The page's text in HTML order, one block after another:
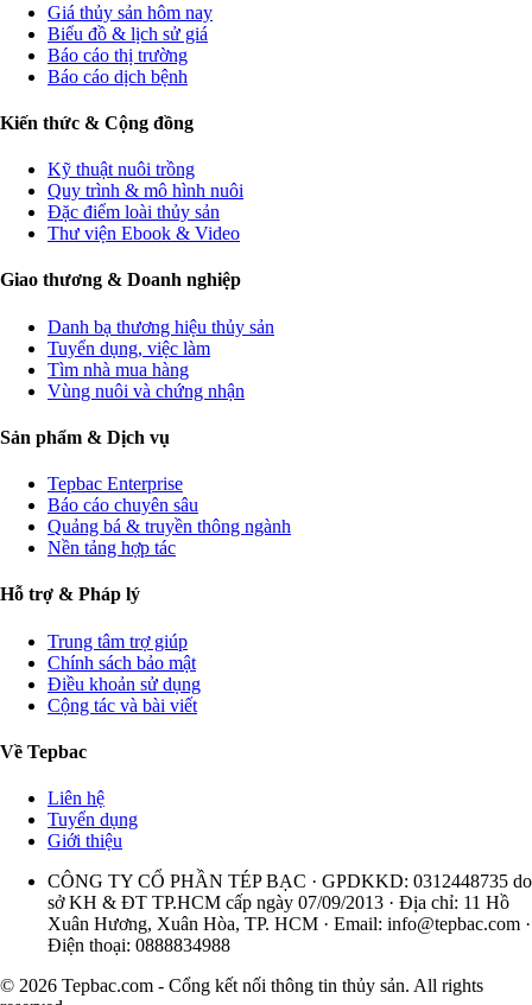
Giá thủy sản hôm nay
Biểu đồ & lịch sử giá
Báo cáo thị trường
Báo cáo dịch bệnh
Kiến thức & Cộng đồng
Kỹ thuật nuôi trồng
Quy trình & mô hình nuôi
Đặc điểm loài thủy sản
Thư viện Ebook & Video
Giao thương & Doanh nghiệp
Danh bạ thương hiệu thủy sản
Tuyển dụng, việc làm
Tìm nhà mua hàng
Vùng nuôi và chứng nhận
Sản phẩm & Dịch vụ
Tepbac Enterprise
Báo cáo chuyên sâu
Quảng bá & truyền thông ngành
Nền tảng hợp tác
Hỗ trợ & Pháp lý
Trung tâm trợ giúp
Chính sách bảo mật
Điều khoản sử dụng
Cộng tác và bài viết
Về Tepbac
Liên hệ
Tuyển dụng
Giới thiệu
CÔNG TY CỔ PHẦN TÉP BẠC · GPDKKD: 0312448735 do
sở KH & ĐT TP.HCM cấp ngày 07/09/2013 · Địa chỉ: 11 Hồ
Xuân Hương, Xuân Hòa, TP. HCM · Email: info@tepbac.com ·
Điện thoại: 0888834988
© 2026 Tepbac.com - Cổng kết nối thông tin thủy sản. All rights